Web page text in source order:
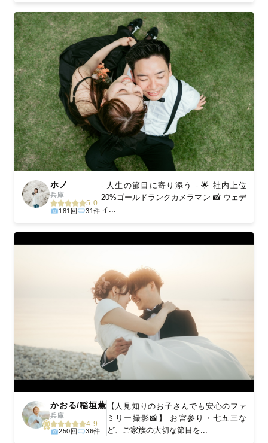
ホノ
兵庫
5.0
181回 31件
- 人生の節目に寄り添う - 🌟 社内上位
20%ゴールドランクカメラマン 📸 ウェデ
ィ...
かおる/稲垣薫
兵庫
4.9
250回 36件
【人見知りのお子さんでも安心のファ
ミリー撮影📸】 お宮参り・七五三な
ど、ご家族の大切な節目を...